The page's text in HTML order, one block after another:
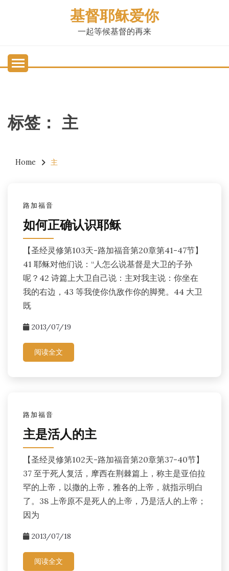
基督耶稣爱你
一起等候基督的再来
标签： 主
Home 主
路加福音
如何正确认识耶稣
【圣经灵修第103天-路加福音第20章第41-47节】
41 耶稣对他们说：“人怎么说基督是大卫的子孙
呢？42 诗篇上大卫自己说：主对我主说：你坐在
我的右边，43 等我使你仇敌作你的脚凳。44 大卫
既
2013/07/19
阅读全文
路加福音
主是活人的主
【圣经灵修第102天-路加福音第20章第37-40节】
37 至于死人复活，摩西在荆棘篇上，称主是亚伯拉
罕的上帝，以撒的上帝，雅各的上帝，就指示明白
了。38 上帝原不是死人的上帝，乃是活人的上帝；
因为
2013/07/18
阅读全文